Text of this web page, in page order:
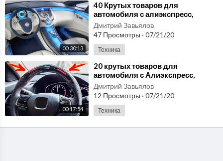
00:30:13
⁣40 Крутых товаров для
автомобиля с алиэкспресс,
подборка автотоваров Aliexpress
Дмитрий Завьялов
47 Просмотры · 07/21/20
Техника
00:17:54
⁣20 крутых товаров для
автомобиля с Алиэкспресс,
автотовары с Aliexpress
Дмитрий Завьялов
12 Просмотры · 07/21/20
Техника